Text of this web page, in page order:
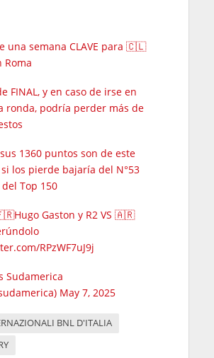
una semana CLAVE para 🇨🇱
Roma
FINAL, y en caso de irse en
ronda, podría perder más de
1360 puntos son de este
los pierde bajaría del N°53
Top 150
Gaston y R2 VS 🇦🇷
RPzWF7uJ9j
Sudamerica
May 7, 2025
BNL D'ITALIA